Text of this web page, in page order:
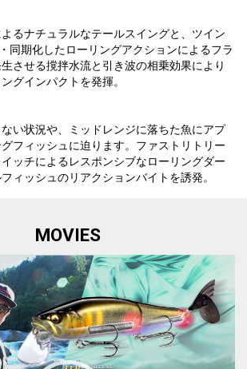
るナチュラルなテールスイングと、ツイン
同期化したローリングアクションによるフラ
させる撹拌水流と引き波の相乗効果により
グインパクトを発揮。
い状況や、ミッドレンジに落ちた魚にアプ
フィッシュに迫ります。ファストリトリー
ッチによるレスポンシブなローリングダー
ィッシュのリアクションバイトを誘発。
MOVIES